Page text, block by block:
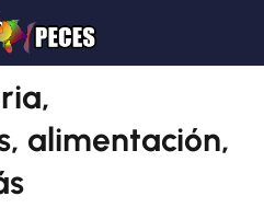
alimentación,